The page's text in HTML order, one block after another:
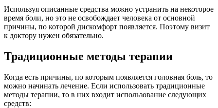
Используя описанные средства можно устранить на некоторое
время боли, но это не освобождает человека от основной
причины, по которой дискомфорт появляется. Поэтому визит
к доктору нужен обязательно.
Традиционные методы терапии
Когда есть причины, по которым появляется головная боль, то
можно начинать лечение. Если использовать традиционные
методы терапии, то в них входит использование следующих
средств: